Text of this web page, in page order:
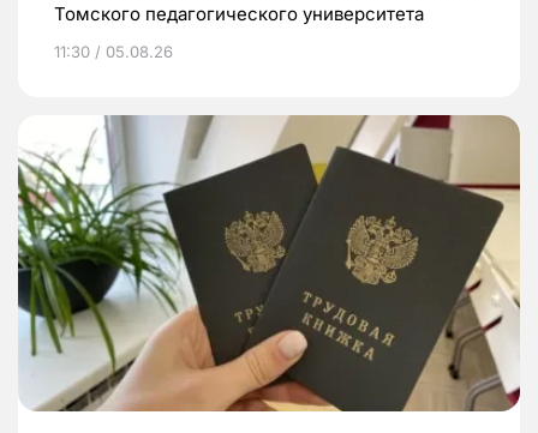
Томского педагогического университета
11:30 / 05.08.26